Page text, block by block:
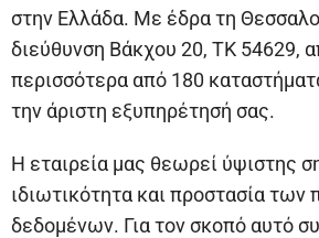
στην Ελλάδα. Με έδρα τη
διεύθυνση Βάκχου 20, ΤΚ 54629,
περισσότερα από 180
την άριστη εξυπηρέτησή σας.
Η εταιρεία μας θεωρεί ύψιστης
ιδιωτικότητα και προστασία
δεδομένων. Για τον σκοπό αυτό